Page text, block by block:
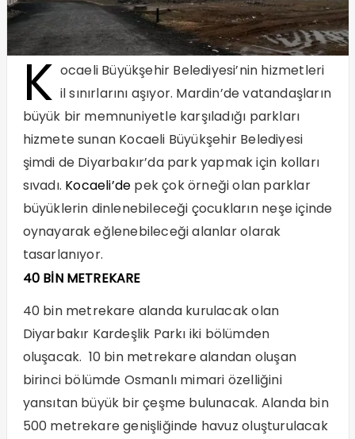
K ocaeli Büyükşehir Belediyesi’nin hizmetleri
il sınırlarını aşıyor. Mardin’de vatandaşların
büyük bir memnuniyetle karşıladığı parkları
hizmete sunan Kocaeli Büyükşehir Belediyesi
şimdi de Diyarbakır’da park yapmak için kolları
sıvadı. Kocaeli’de pek çok örneği olan parklar
büyüklerin dinlenebileceği çocukların neşe içinde
oynayarak eğlenebileceği alanlar olarak
tasarlanıyor.
40 BİN METREKARE
40 bin metrekare alanda kurulacak olan
Diyarbakır Kardeşlik Parkı iki bölümden
oluşacak. 10 bin metrekare alandan oluşan
birinci bölümde Osmanlı mimari özelliğini
yansıtan büyük bir çeşme bulunacak. Alanda bin
500 metrekare genişliğinde havuz oluşturulacak